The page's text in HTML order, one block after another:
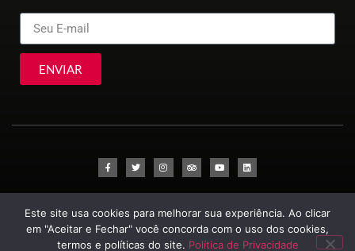
ENVIAR
2023
Este site usa cookies para melhorar sua experiência. Ao clicar
em "Aceitar e Fechar" você concorda com o uso dos cookies,
termos e políticas do site. Política de Privacidade